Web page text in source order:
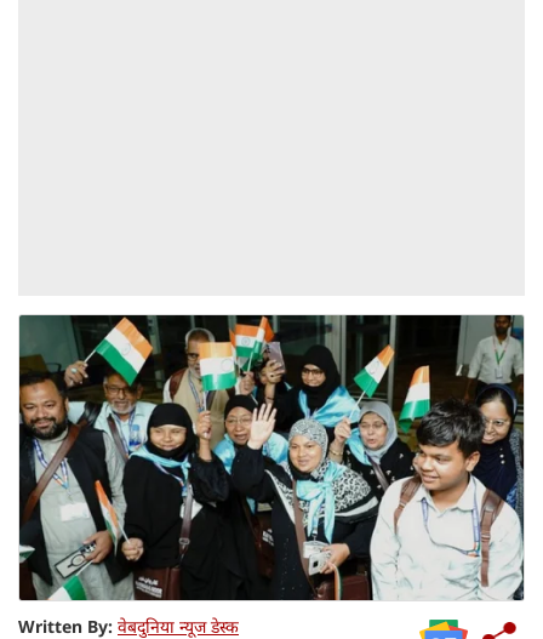
Written By: वेबदुनिया न्यूज डेस्क